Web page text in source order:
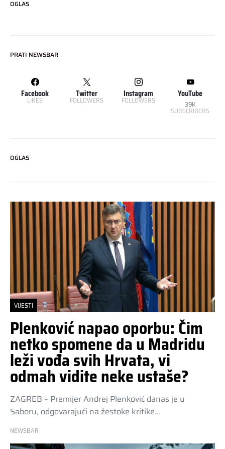
OGLAS
PRATI NEWSBAR
Facebook
LIKES
Twitter
FOLLOWERS
Instagram
FOLLOWERS
YouTube
39K
SUBSCRIBERS
OGLAS
VIJESTI
Plenković napao oporbu: Čim
netko spomene da u Madridu
leži vođa svih Hrvata, vi
odmah vidite neke ustaše?
ZAGREB – Premijer Andrej Plenković danas je u
Saboru, odgovarajući na žestoke kritike…
NEWSBAR